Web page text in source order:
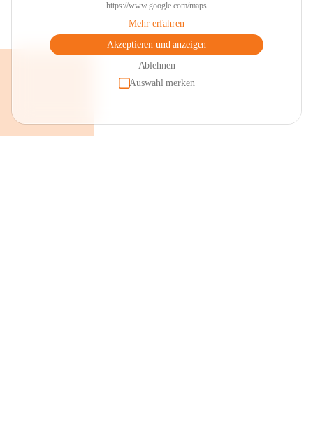
https://www.google.com/maps
Mehr erfahren
Akzeptieren und anzeigen
Ablehnen
Auswahl merken